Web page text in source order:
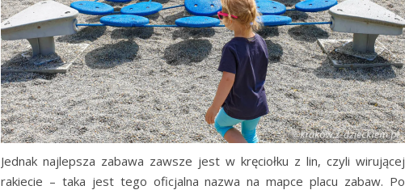
Jednak najlepsza zabawa zawsze jest w kręciołku z lin, czyli wirującej
rakiecie – taka jest tego oficjalna nazwa na mapce placu zabaw. Po